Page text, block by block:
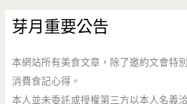
芽月重要公告
本網站所有美食文章，除了邀約文會特
消費食記心得。
本人並未委託或授權第三方以本人名義